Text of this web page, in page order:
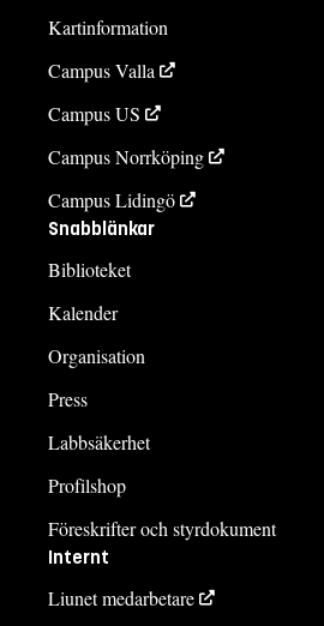
Kartinformation
Campus Valla
Campus US
Campus Norrköping
Campus Lidingö
Snabblänkar
Biblioteket
Kalender
Organisation
Press
Labbsäkerhet
Profilshop
Föreskrifter och styrdokument
Internt
Liunet medarbetare